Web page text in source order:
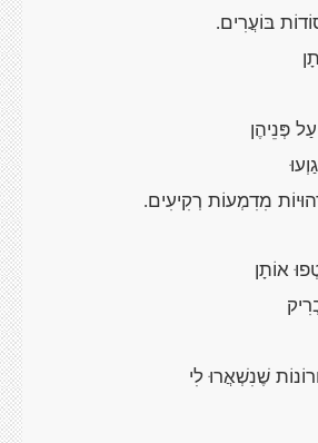
בּוֹעֲרִים.
פְּנֵיהֶן
מִדִמְעוֹת רְקִיעִים.
אוֹתָן
שֶׁנִשְׁאֲרוּ לִי